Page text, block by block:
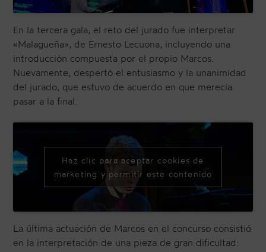
En la tercera gala, el reto del jurado fue interpretar
«Malagueña», de Ernesto Lecuona, incluyendo una
introducción compuesta por el propio Marcos.
Nuevamente, despertó el entusiasmo y la unanimidad
del jurado, que estuvo de acuerdo en que merecía
pasar a la final.
Haz clic para aceptar cookies de
marketing y permitir este contenido
La última actuación de Marcos en el concurso consistió
en la interpretación de una pieza de gran dificultad: